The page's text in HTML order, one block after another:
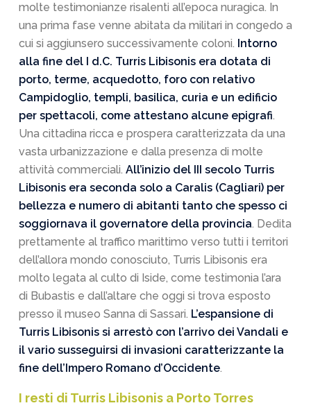
molte testimonianze risalenti all’epoca nuragica. In
una prima fase venne abitata da militari in congedo a
cui si aggiunsero successivamente coloni. Intorno
alla fine del I d.C. Turris Libisonis era dotata di
porto, terme, acquedotto, foro con relativo
Campidoglio, templi, basilica, curia e un edificio
per spettacoli, come attestano alcune epigrafi.
Una cittadina ricca e prospera caratterizzata da una
vasta urbanizzazione e dalla presenza di molte
attività commerciali. All’inizio del III secolo Turris
Libisonis era seconda solo a Caralis (Cagliari) per
bellezza e numero di abitanti tanto che spesso ci
soggiornava il governatore della provincia. Dedita
prettamente al traffico marittimo verso tutti i territori
dell’allora mondo conosciuto, Turris Libisonis era
molto legata al culto di Iside, come testimonia l’ara
di Bubastis e dall’altare che oggi si trova esposto
presso il museo Sanna di Sassari. L’espansione di
Turris Libisonis si arrestò con l’arrivo dei Vandali e
il vario susseguirsi di invasioni caratterizzante la
fine dell’Impero Romano d’Occidente.
I resti di Turris Libisonis a Porto Torres